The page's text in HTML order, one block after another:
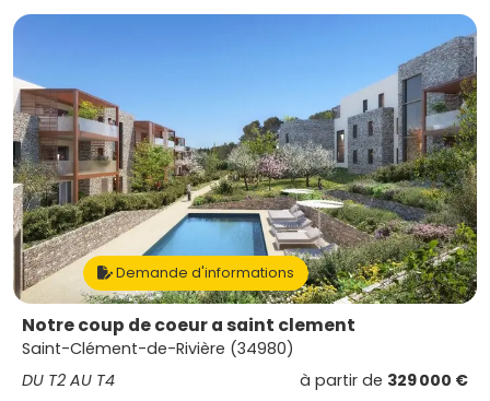
Demande d'informations
Notre coup de coeur a saint clement
Saint-Clément-de-Rivière (34980)
DU T2 AU T4
à partir de 329 000 €